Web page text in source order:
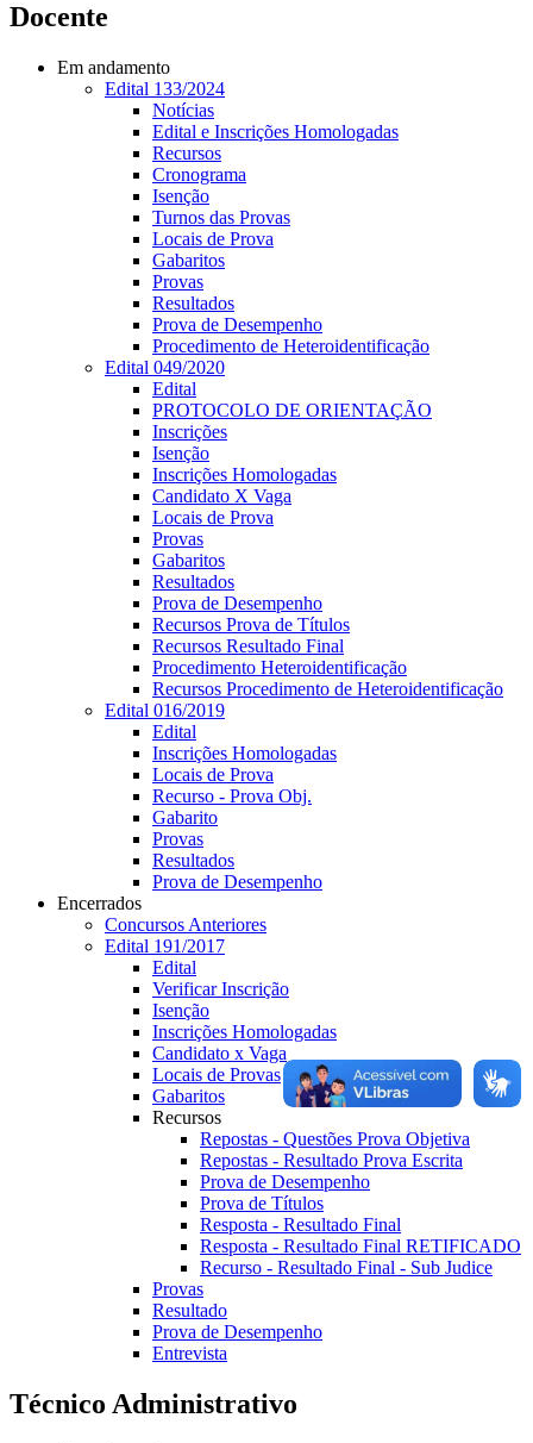
Docente
Em andamento
Edital 133/2024
Notícias
Edital e Inscrições Homologadas
Recursos
Cronograma
Isenção
Turnos das Provas
Locais de Prova
Gabaritos
Provas
Resultados
Prova de Desempenho
Procedimento de Heteroidentificação
Edital 049/2020
Edital
PROTOCOLO DE ORIENTAÇÃO
Inscrições
Isenção
Inscrições Homologadas
Candidato X Vaga
Locais de Prova
Provas
Gabaritos
Resultados
Prova de Desempenho
Recursos Prova de Títulos
Recursos Resultado Final
Procedimento Heteroidentificação
Recursos Procedimento de Heteroidentificação
Edital 016/2019
Edital
Inscrições Homologadas
Locais de Prova
Recurso - Prova Obj.
Gabarito
Provas
Resultados
Prova de Desempenho
Encerrados
Concursos Anteriores
Edital 191/2017
Edital
Verificar Inscrição
Isenção
Inscrições Homologadas
Candidato x Vaga
Locais de Provas
Gabaritos
Recursos
Repostas - Questões Prova Objetiva
Repostas - Resultado Prova Escrita
Prova de Desempenho
Prova de Títulos
Resposta - Resultado Final
Resposta - Resultado Final RETIFICADO
Recurso - Resultado Final - Sub Judice
Provas
Resultado
Prova de Desempenho
Entrevista
Técnico Administrativo